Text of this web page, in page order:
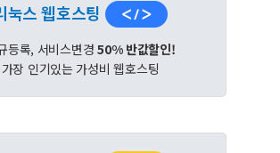
눅스 웹호스팅
등록, 서비스변경50% 반값할인!
가장 인기있는 가성비 웹호스팅